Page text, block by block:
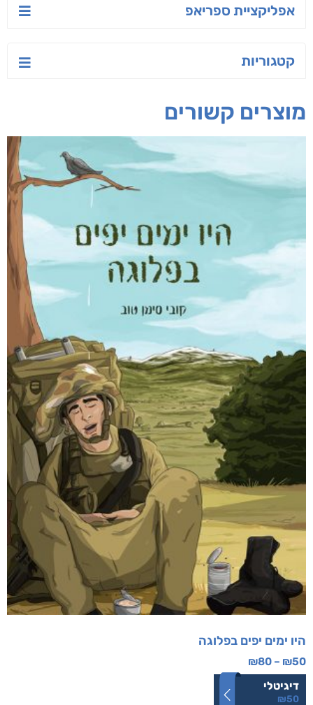
אפליקציית ספריאפ
קטגוריות
מוצרים קשורים
היו ימים יפים בפלוגה
₪50
–
₪80
דיגיטלי
₪50